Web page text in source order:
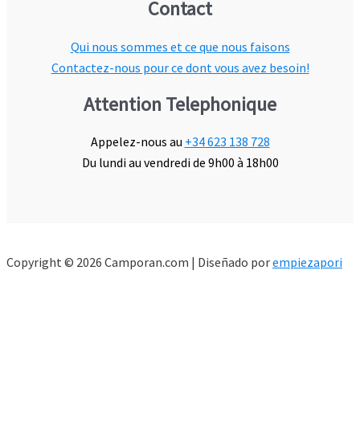
Contact
Qui nous sommes et ce que nous faisons
Contactez-nous pour ce dont vous avez besoin!
Attention Telephonique
Appelez-nous au +34 623 138 728
Du lundi au vendredi de 9h00 à 18h00
Copyright © 2026 Camporan.com | Diseñado porempiezapori